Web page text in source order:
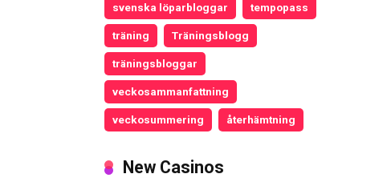
svenska löparbloggar tempopass
träning Träningsblogg
träningsbloggar
veckosammanfattning
veckosummering återhämtning
New Casinos